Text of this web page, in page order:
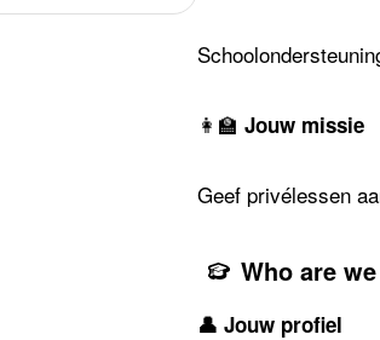
👩‍🏫 Jouw missie
Geef privélessen
Who are
👤 Jouw profiel